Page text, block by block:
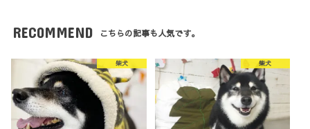
RECOMMEND こちらの記事も人気です。
柴犬 柴犬